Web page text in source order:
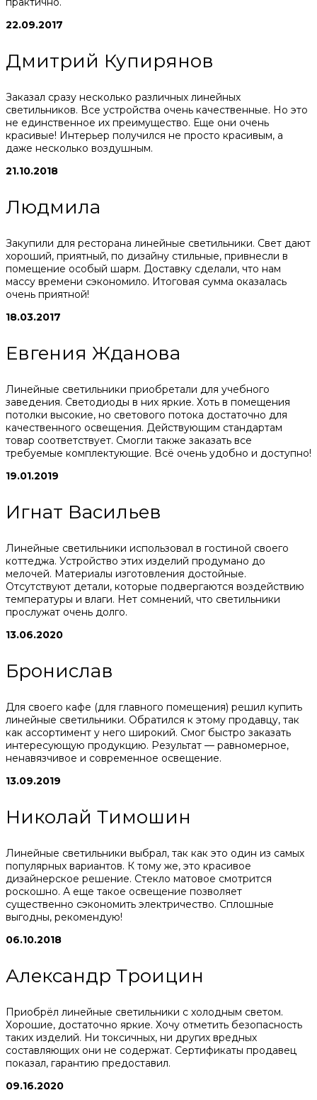
22.09.2017
Дмитрий Купирянов
Заказал сразу несколько различных линейных
светильников. Все устройства очень качественные. Но это
не единственное их преимущество. Еще они очень
красивые! Интерьер получился не просто красивым, а
даже несколько воздушным.
21.10.2018
Людмила
Закупили для ресторана линейные светильники. Свет дают
хороший, приятный, по дизайну стильные, привнесли в
помещение особый шарм. Доставку сделали, что нам
массу времени сэкономило. Итоговая сумма оказалась
очень приятной!
18.03.2017
Евгения Жданова
Линейные светильники приобретали для учебного
заведения. Светодиоды в них яркие. Хоть в помещения
потолки высокие, но светового потока достаточно для
качественного освещения. Действующим стандартам
товар соответствует. Смогли также заказать все
требуемые комплектующие. Всё очень удобно и доступно!
19.01.2019
Игнат Васильев
Линейные светильники использовал в гостиной своего
коттеджа. Устройство этих изделий продумано до
мелочей. Материалы изготовления достойные.
Отсутствуют детали, которые подвергаются воздействию
температуры и влаги. Нет сомнений, что светильники
прослужат очень долго.
13.06.2020
Бронислав
Для своего кафе (для главного помещения) решил купить
линейные светильники. Обратился к этому продавцу, так
как ассортимент у него широкий. Смог быстро заказать
интересующую продукцию. Результат — равномерное,
ненавязчивое и современное освещение.
13.09.2019
Николай Тимошин
Линейные светильники выбрал, так как это один из самых
популярных вариантов. К тому же, это красивое
дизайнерское решение. Стекло матовое смотрится
роскошно. А еще такое освещение позволяет
существенно сэкономить электричество. Сплошные
выгодны, рекомендую!
06.10.2018
Александр Троицин
Приобрёл линейные светильники с холодным светом.
Хорошие, достаточно яркие. Хочу отметить безопасность
таких изделий. Ни токсичных, ни других вредных
составляющих они не содержат. Сертификаты продавец
показал, гарантию предоставил.
09.16.2020